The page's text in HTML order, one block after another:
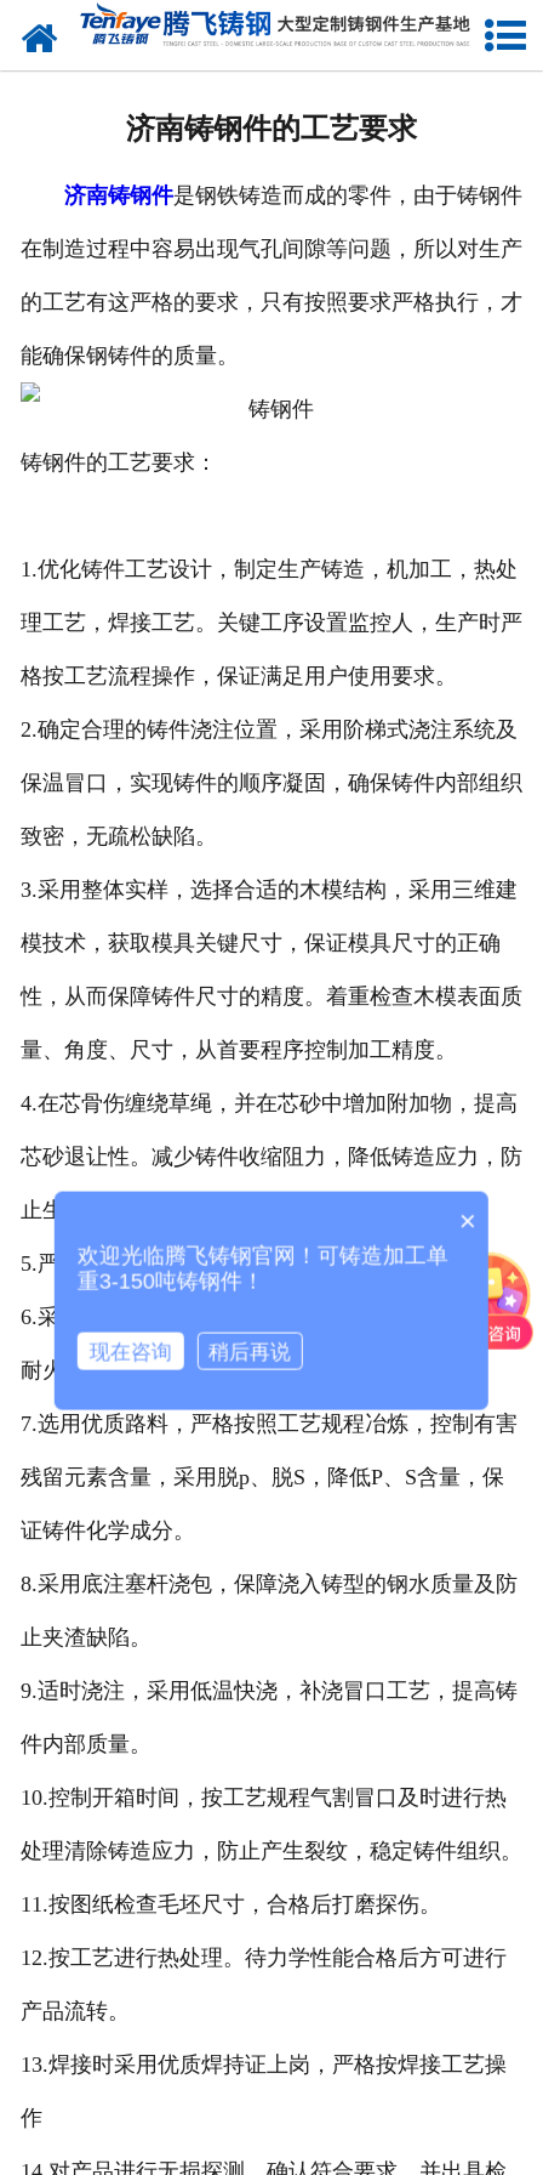
网站首页
济南铸钢件的工艺要求
济南铸钢件是钢铁铸造而成的零件，由于铸钢件
在制造过程中容易出现气孔间隙等问题，所以对生产
的工艺有这严格的要求，只有按照要求严格执行，才
能确保钢铸件的质量。
铸钢件的工艺要求：
1.优化铸件工艺设计，制定生产铸造，机加工，热处
理工艺，焊接工艺。关键工序设置监控人，生产时严
格按工艺流程操作，保证满足用户使用要求。
2.确定合理的铸件浇注位置，采用阶梯式浇注系统及
保温冒口，实现铸件的顺序凝固，确保铸件内部组织
致密，无疏松缺陷。
3.采用整体实样，选择合适的木模结构，采用三维建
模技术，获取模具关键尺寸，保证模具尺寸的正确
性，从而保障铸件尺寸的精度。着重检查木模表面质
量、角度、尺寸，从首要程序控制加工精度。
4.在芯骨伤缠绕草绳，并在芯砂中增加附加物，提高
芯砂退让性。减少铸件收缩阻力，降低铸造应力，防
止生产裂纹。
5.严格控制铸型表面质量，从而提高逐渐表面质量。
6.采用适当石英砂的粒度，采用优质涂料，提高铸型
耐火度，防止产生粘砂缺陷。
7.选用优质路料，严格按照工艺规程冶炼，控制有害
残留元素含量，采用脱p、脱S，降低P、S含量，保
证铸件化学成分。
8.采用底注塞杆浇包，保障浇入铸型的钢水质量及防
止夹渣缺陷。
9.适时浇注，采用低温快浇，补浇冒口工艺，提高铸
件内部质量。
10.控制开箱时间，按工艺规程气割冒口及时进行热
处理清除铸造应力，防止产生裂纹，稳定铸件组织。
11.按图纸检查毛坯尺寸，合格后打磨探伤。
12.按工艺进行热处理。待力学性能合格后方可进行
产品流转。
13.焊接时采用优质焊持证上岗，严格按焊接工艺操
作
×
欢迎光临腾飞铸钢官网！可铸造加工单
重3-150吨铸钢件！
现在咨询 稍后再说